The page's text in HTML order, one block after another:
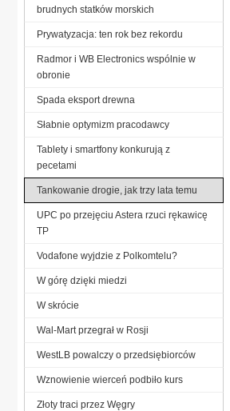
brudnych statków morskich
Prywatyzacja: ten rok bez rekordu
Radmor i WB Electronics wspólnie w
obronie
Spada eksport drewna
Słabnie optymizm pracodawcy
Tablety i smartfony konkurują z
pecetami
Tankowanie drogie, jak trzy lata temu
UPC po przejęciu Astera rzuci rękawicę
TP
Vodafone wyjdzie z Polkomtelu?
W górę dzięki miedzi
W skrócie
Wal-Mart przegrał w Rosji
WestLB powalczy o przedsiębiorców
Wznowienie wierceń podbiło kurs
Złoty traci przez Węgry